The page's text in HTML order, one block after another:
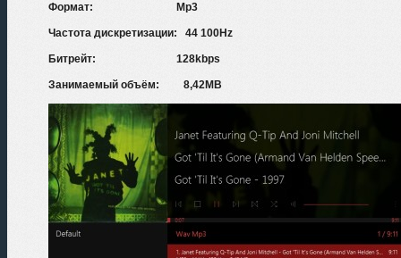
Формат: Mp3
Частота дискретизации: 44 100Hz
Битрейт: 128kbps
Занимаемый объём: 8,42MB